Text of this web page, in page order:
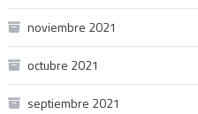
noviembre 2021
octubre 2021
septiembre 2021